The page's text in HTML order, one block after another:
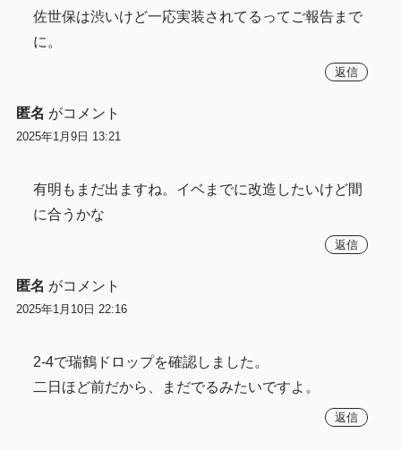
佐世保は渋いけど一応実装されてるってご報告まで
に。
返信
匿名 がコメント
2025年1月9日 13:21
有明もまだ出ますね。イベまでに改造したいけど間
に合うかな
返信
匿名 がコメント
2025年1月10日 22:16
2-4で瑞鶴ドロップを確認しました。
二日ほど前だから、まだでるみたいですよ。
返信